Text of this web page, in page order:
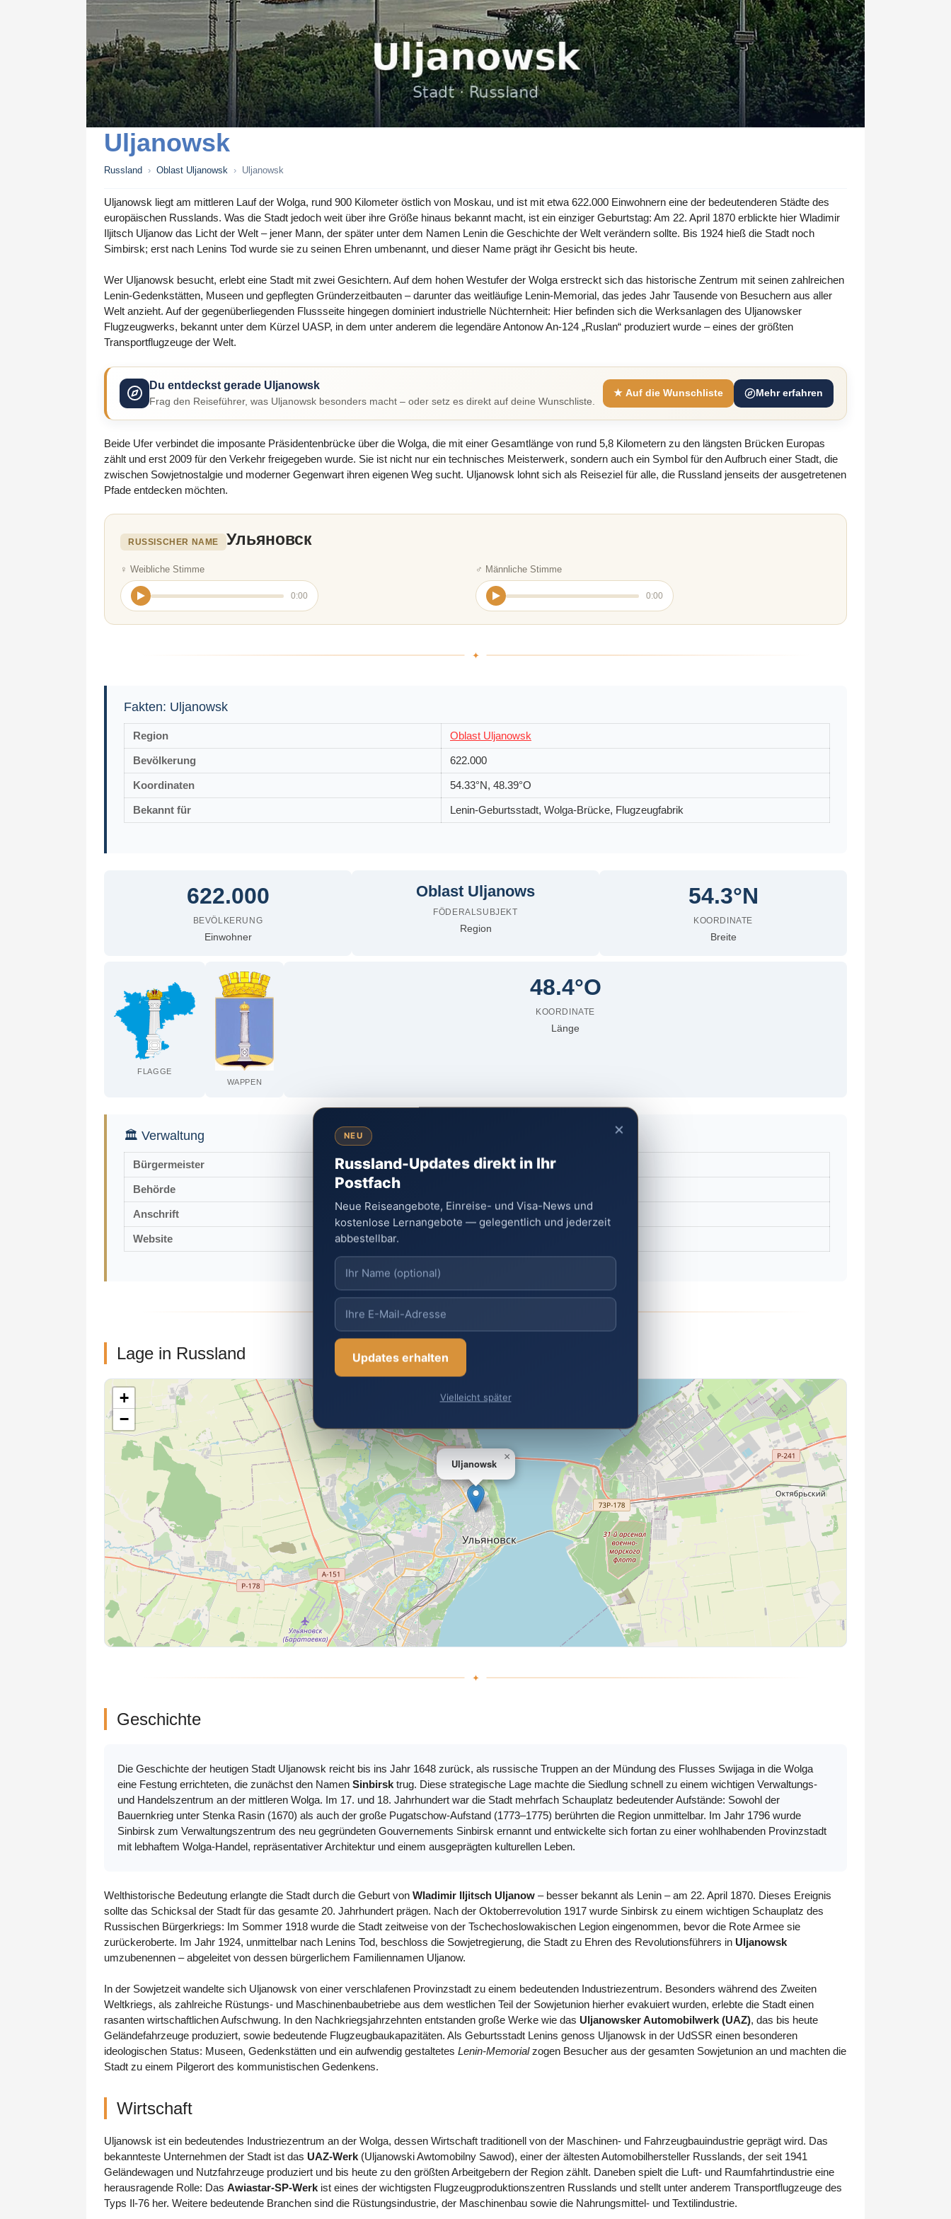
Uljanowsk
Russland › Oblast Uljanowsk › Uljanowsk
Uljanowsk liegt am mittleren Lauf der Wolga, rund 900 Kilometer östlich von Moskau, und ist mit etwa 622.000 Einwohnern eine der bedeutenderen Städte des
europäischen Russlands. Was die Stadt jedoch weit über ihre Größe hinaus bekannt macht, ist ein einziger Geburtstag: Am 22. April 1870 erblickte hier Wladimir
Iljitsch Uljanow das Licht der Welt – jener Mann, der später unter dem Namen Lenin die Geschichte der Welt verändern sollte. Bis 1924 hieß die Stadt noch
Simbirsk; erst nach Lenins Tod wurde sie zu seinen Ehren umbenannt, und dieser Name prägt ihr Gesicht bis heute.
Wer Uljanowsk besucht, erlebt eine Stadt mit zwei Gesichtern. Auf dem hohen Westufer der Wolga erstreckt sich das historische Zentrum mit seinen zahlreichen
Lenin-Gedenkstätten, Museen und gepflegten Gründerzeitbauten – darunter das weitläufige Lenin-Memorial, das jedes Jahr Tausende von Besuchern aus aller
Welt anzieht. Auf der gegenüberliegenden Flussseite hingegen dominiert industrielle Nüchternheit: Hier befinden sich die Werksanlagen des Uljanowsker
Flugzeugwerks, bekannt unter dem Kürzel UASP, in dem unter anderem die legendäre Antonow An-124 „Ruslan“ produziert wurde – eines der größten
Transportflugzeuge der Welt.
Du entdeckst gerade Uljanowsk
Frag den Reiseführer, was Uljanowsk besonders macht – oder setz es direkt auf deine Wunschliste.
★ Auf die Wunschliste Mehr erfahren
Beide Ufer verbindet die imposante Präsidentenbrücke über die Wolga, die mit einer Gesamtlänge von rund 5,8 Kilometern zu den längsten Brücken Europas
zählt und erst 2009 für den Verkehr freigegeben wurde. Sie ist nicht nur ein technisches Meisterwerk, sondern auch ein Symbol für den Aufbruch einer Stadt, die
zwischen Sowjetnostalgie und moderner Gegenwart ihren eigenen Weg sucht. Uljanowsk lohnt sich als Reiseziel für alle, die Russland jenseits der ausgetretenen
Pfade entdecken möchten.
RUSSISCHER NAME Ульяновск
♀ Weibliche Stimme
0:00
♂ Männliche Stimme
0:00
Fakten: Uljanowsk
Region Oblast Uljanowsk
Bevölkerung 622.000
Koordinaten 54.33°N, 48.39°O
Bekannt für Lenin-Geburtsstadt, Wolga-Brücke, Flugzeugfabrik
622.000
BEVÖLKERUNG
Einwohner
Oblast Uljanows
FÖDERALSUBJEKT
Region
54.3°N
KOORDINATE
Breite
FLAGGE
WAPPEN
48.4°O
KOORDINATE
Länge
🏛 Verwaltung
Bürgermeister Alexei Russskich
Behörde
Anschrift Lenins Prospekt 60, Uljanowsk
Website
Lage in Russland
Uljanowsk
×
+
−
Geschichte
Die Geschichte der heutigen Stadt Uljanowsk reicht bis ins Jahr 1648 zurück, als russische Truppen an der Mündung des Flusses Swijaga in die Wolga
eine Festung errichteten, die zunächst den NamenSinbirsk trug. Diese strategische Lage machte die Siedlung schnell zu einem wichtigen Verwaltungs-
und Handelszentrum an der mittleren Wolga. Im 17. und 18. Jahrhundert war die Stadt mehrfach Schauplatz bedeutender Aufstände: Sowohl der
Bauernkrieg unter Stenka Rasin (1670) als auch der große Pugatschow-Aufstand (1773–1775) berührten die Region unmittelbar. Im Jahr 1796 wurde
Sinbirsk zum Verwaltungszentrum des neu gegründeten Gouvernements Sinbirsk ernannt und entwickelte sich fortan zu einer wohlhabenden Provinzstadt
mit lebhaftem Wolga-Handel, repräsentativer Architektur und einem ausgeprägten kulturellen Leben.
Welthistorische Bedeutung erlangte die Stadt durch die Geburt von Wladimir Iljitsch Uljanow – besser bekannt als Lenin – am 22. April 1870. Dieses Ereignis
sollte das Schicksal der Stadt für das gesamte 20. Jahrhundert prägen. Nach der Oktoberrevolution 1917 wurde Sinbirsk zu einem wichtigen Schauplatz des
Russischen Bürgerkriegs: Im Sommer 1918 wurde die Stadt zeitweise von der Tschechoslowakischen Legion eingenommen, bevor die Rote Armee sie
zurückeroberte. Im Jahr 1924, unmittelbar nach Lenins Tod, beschloss die Sowjetregierung, die Stadt zu Ehren des Revolutionsführers in Uljanowsk
umzubenennen – abgeleitet von dessen bürgerlichem Familiennamen Uljanow.
In der Sowjetzeit wandelte sich Uljanowsk von einer verschlafenen Provinzstadt zu einem bedeutenden Industriezentrum. Besonders während des Zweiten
Weltkriegs, als zahlreiche Rüstungs- und Maschinenbaubetriebe aus dem westlichen Teil der Sowjetunion hierher evakuiert wurden, erlebte die Stadt einen
rasanten wirtschaftlichen Aufschwung. In den Nachkriegsjahrzehnten entstanden große Werke wie das Uljanowsker Automobilwerk (UAZ), das bis heute
Geländefahrzeuge produziert, sowie bedeutende Flugzeugbaukapazitäten. Als Geburtsstadt Lenins genoss Uljanowsk in der UdSSR einen besonderen
ideologischen Status: Museen, Gedenkstätten und ein aufwendig gestaltetes Lenin-Memorialzogen Besucher aus der gesamten Sowjetunion an und machten die
Stadt zu einem Pilgerort des kommunistischen Gedenkens.
Wirtschaft
Uljanowsk ist ein bedeutendes Industriezentrum an der Wolga, dessen Wirtschaft traditionell von der Maschinen- und Fahrzeugbauindustrie geprägt wird. Das
bekannteste Unternehmen der Stadt ist das UAZ-Werk (Uljanowski Awtomobilny Sawod), einer der ältesten Automobilhersteller Russlands, der seit 1941
Geländewagen und Nutzfahrzeuge produziert und bis heute zu den größten Arbeitgebern der Region zählt. Daneben spielt die Luft- und Raumfahrtindustrie eine
herausragende Rolle: Das Awiastar-SP-Werk ist eines der wichtigsten Flugzeugproduktionszentren Russlands und stellt unter anderem Transportflugzeuge des
Typs Il-76 her. Weitere bedeutende Branchen sind die Rüstungsindustrie, der Maschinenbau sowie die Nahrungsmittel- und Textilindustrie.
×
NEU
Russland-Updates direkt in Ihr
Postfach
Neue Reiseangebote, Einreise- und Visa-News und
kostenlose Lernangebote — gelegentlich und jederzeit
abbestellbar.
Updates erhalten
Vielleicht später